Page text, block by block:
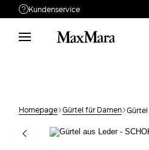
Kundenservice
Brauchen Sie
Telefon: Mo-Fr 9 - 18
Rückgabe
Homepage Gürtel für Damen